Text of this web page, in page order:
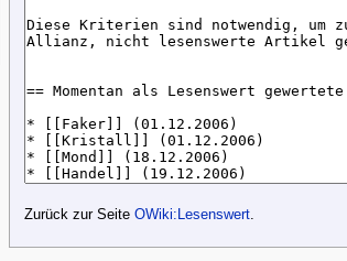
Zurück zur Seite OWiki:Lesenswert.